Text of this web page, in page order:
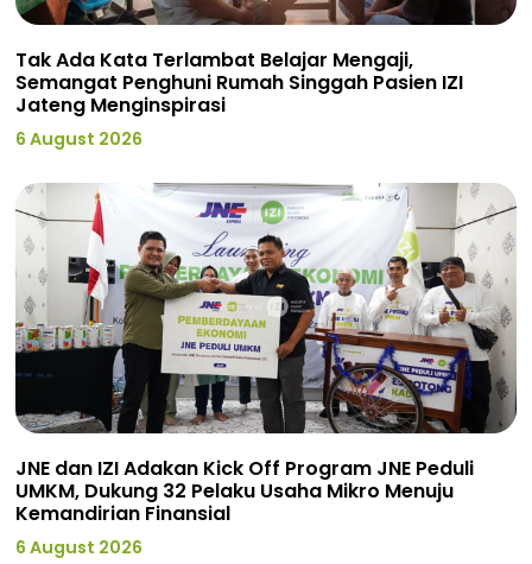
Tak Ada Kata Terlambat Belajar Mengaji,
Semangat Penghuni Rumah Singgah Pasien IZI
Jateng Menginspirasi
6 August 2026
JNE dan IZI Adakan Kick Off Program JNE Peduli
UMKM, Dukung 32 Pelaku Usaha Mikro Menuju
Kemandirian Finansial
6 August 2026